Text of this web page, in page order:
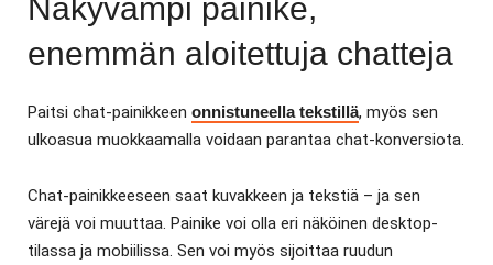
Näkyvämpi painike,
enemmän aloitettuja chatteja
Paitsi chat-painikkeen onnistuneella tekstillä, myös sen
ulkoasua muokkaamalla voidaan parantaa chat-konversiota.
Chat-painikkeeseen saat kuvakkeen ja tekstiä – ja sen
värejä voi muuttaa. Painike voi olla eri näköinen desktop-
tilassa ja mobiilissa. Sen voi myös sijoittaa ruudun